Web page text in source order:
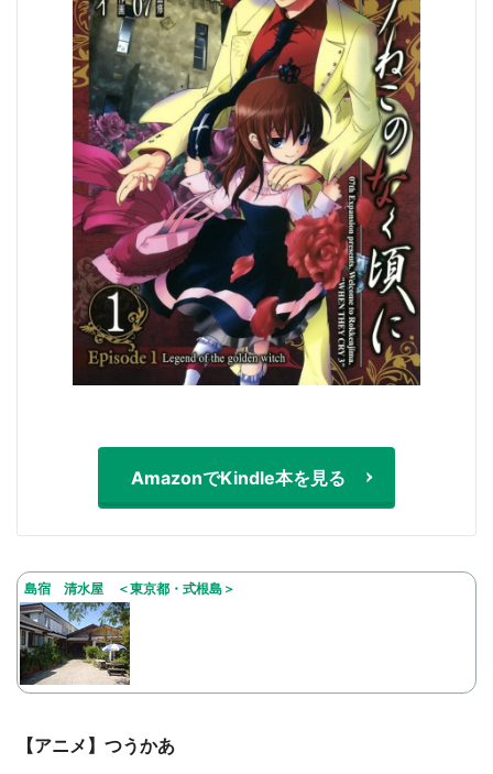
AmazonでKindle本を見る
島宿 清水屋 ＜東京都・式根島＞
【アニメ】つうかあ